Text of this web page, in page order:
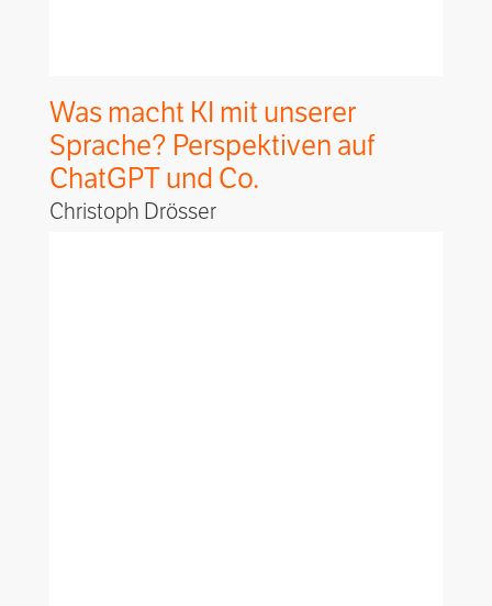
Was macht KI mit unserer
Sprache? Perspektiven auf
ChatGPT und Co.
Christoph Drösser